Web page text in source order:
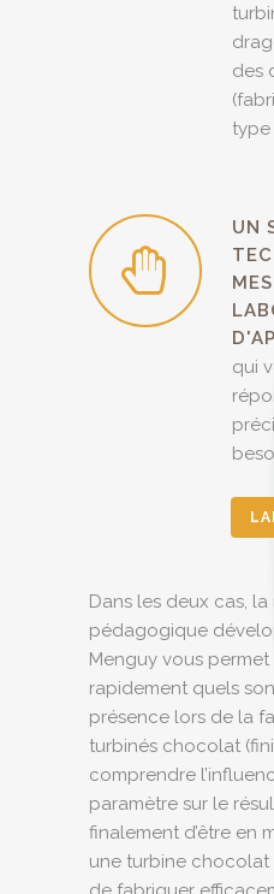
des
type
UN
qui
Dans les deux cas,
pédagogique
Menguy vous
rapidement quels
présence lors de la
turbinés chocolat
comprendre
paramètre sur le
finalement d’être en
une turbine